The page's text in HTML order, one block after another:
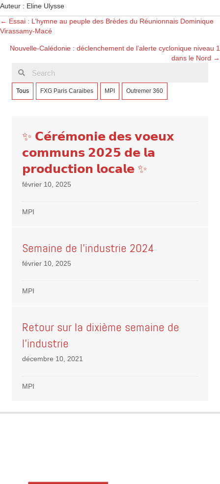
Auteur : Eline Ulysse
Posts
navigation
← Essai : L’hymne au peuple des Brèdes du Réunionnais Dominique
Virassamy-Macé
Nouvelle-Calédonie : déclenchement de l’alerte cyclonique niveau 1
dans le Nord →
Tous FXG Paris Caraibes MPI Outremer 360
✨ 𝗖𝗲́𝗿𝗲́𝗺𝗼𝗻𝗶𝗲 𝗱𝗲𝘀 𝘃𝗼𝗲𝘂𝘅
𝗰𝗼𝗺𝗺𝘂𝗻𝘀 𝟮𝟬𝟮𝟱 𝗱𝗲 𝗹𝗮
𝗽𝗿𝗼𝗱𝘂𝗰𝘁𝗶𝗼𝗻 𝗹𝗼𝗰𝗮𝗹𝗲 ✨
février 10, 2025
MPI
Semaine de l’industrie 2024
février 10, 2025
MPI
Retour sur la dixième semaine de
l’industrie
décembre 10, 2021
MPI